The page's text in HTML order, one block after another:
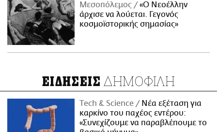
Μεσοπόλεμος
«Ο Νεοέλλην
άρχισε να λούεται. Γεγονός
κοσμοϊστορικής σημασίας»
ΕΙΔΗΣΕΙΣ ΔΗΜΟΦΙΛΗ
Τech & Science
Νέα εξέταση για
καρκίνο του παχέος εντέρου:
«Συνεχίζουμε να παραβλέπουμε το